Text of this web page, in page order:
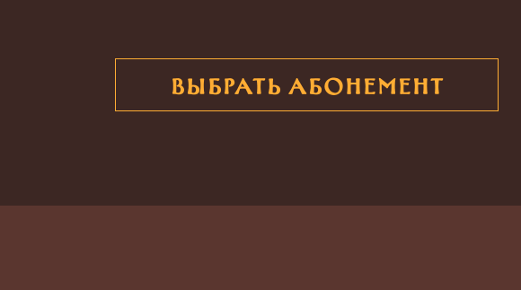
Выбрать абонемент